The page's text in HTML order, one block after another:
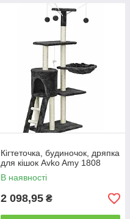
Кігтеточка, будиночок, дряпка
для кішок Avko Amy 1808
В наявності
2 098,95 ₴